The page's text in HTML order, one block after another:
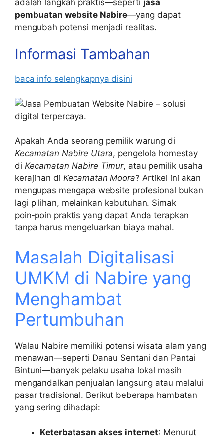
adalah langkah praktis—seperti jasa
pembuatan website Nabire—yang dapat
mengubah potensi menjadi realitas.
Informasi Tambahan
baca info selengkapnya disini
Apakah Anda seorang pemilik warung di
Kecamatan Nabire Utara, pengelola homestay
di Kecamatan Nabire Timur, atau pemilik usaha
kerajinan di Kecamatan Moora? Artikel ini akan
mengupas mengapa website profesional bukan
lagi pilihan, melainkan kebutuhan. Simak
poin‑poin praktis yang dapat Anda terapkan
tanpa harus mengeluarkan biaya mahal.
Masalah Digitalisasi
UMKM di Nabire yang
Menghambat
Pertumbuhan
Walau Nabire memiliki potensi wisata alam yang
menawan—seperti Danau Sentani dan Pantai
Bintuni—banyak pelaku usaha lokal masih
mengandalkan penjualan langsung atau melalui
pasar tradisional. Berikut beberapa hambatan
yang sering dihadapi:
Keterbatasan akses internet: Menurut